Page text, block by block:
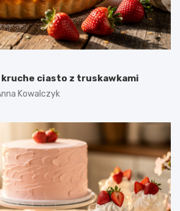
ciasto z truskawkami
Kowalczyk